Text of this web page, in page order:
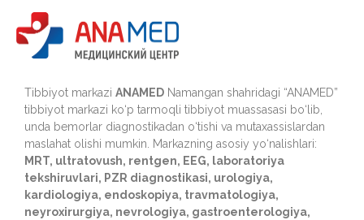
Tibbiyot markazi ANAMED Namangan shahridagi “ANAMED”
tibbiyot markazi ko‘p tarmoqli tibbiyot muassasasi bo‘lib,
unda bemorlar diagnostikadan o‘tishi va mutaxassislardan
maslahat olishi mumkin. Markazning asosiy yo‘nalishlari:
MRT, ultratovush, rentgen, EEG, laboratoriya
tekshiruvlari, PZR diagnostikasi, urologiya,
kardiologiya, endoskopiya, travmatologiya,
neyroxirurgiya, nevrologiya, gastroenterologiya,